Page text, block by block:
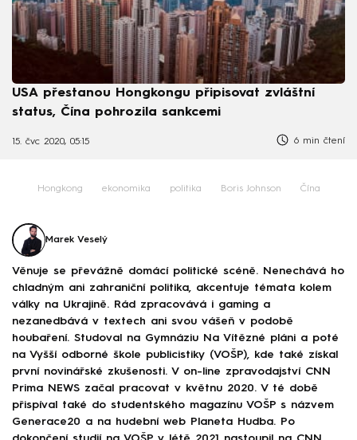
USA přestanou Hongkongu připisovat zvláštní
status, Čína pohrozila sankcemi
15. čvc 2020, 05:15 6 min čtení
Hongkong ekonomika politika Boris Johnson Čína
Marek Veselý
Věnuje se převážně domácí politické scéně. Nenechává ho
chladným ani zahraniční politika, akcentuje témata kolem
války na Ukrajině. Rád zpracovává i gaming a
nezanedbává v textech ani svou vášeň v podobě
houbaření. Studoval na Gymnáziu Na Vítězné pláni a poté
na Vyšší odborné škole publicistiky (VOŠP), kde také získal
první novinářské zkušenosti. V on-line zpravodajství CNN
Prima NEWS začal pracovat v květnu 2020. V té době
přispíval také do studentského magazínu VOŠP s názvem
Generace20 a na hudební web Planeta Hudba. Po